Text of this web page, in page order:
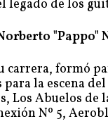
legado de los
"Pappo"
carrera, formó
la escena
Los Abuelos de
Nº 5,